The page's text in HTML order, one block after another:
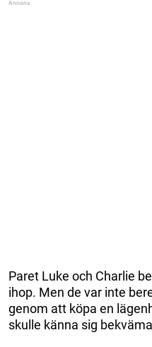
Paret Luke och Charlie
ihop. Men de var inte
genom att köpa en
skulle känna sig